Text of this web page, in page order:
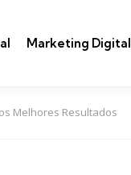
Marketing Digital
Melhores Resultados